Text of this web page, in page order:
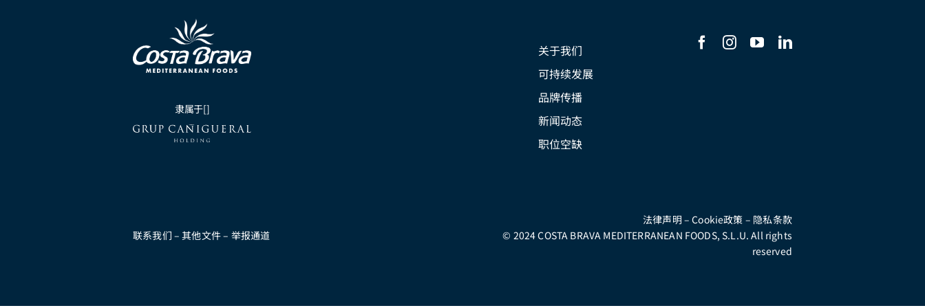
隶属于[]
关于我们
可持续发展
品牌传播
新闻动态
职位空缺
联系我们 –其他文件– 举报通道
法律声明 –Cookie政策 – 隐私条款
© 2024 COSTA BRAVA MEDITERRANEAN FOODS, S.L.U. All rights
reserved